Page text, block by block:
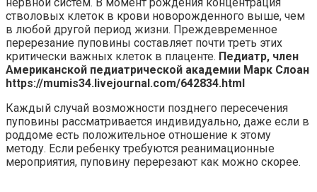
стволовых клеток в крови новорожденного выше, чем
в любой другой период жизни. Преждевременное
перерезание пуповины составляет почти треть этих
критически важных клеток в плаценте. Педиатр, член
Американской педиатрической академии Марк Слоан
https://mumis34.livejournal.com/642834.html
Каждый случай возможности позднего пересечения
пуповины рассматривается индивидуально, даже если в
роддоме есть положительное отношение к этому
методу. Если ребенку требуются реанимационные
мероприятия, пуповину перерезают как можно скорее.